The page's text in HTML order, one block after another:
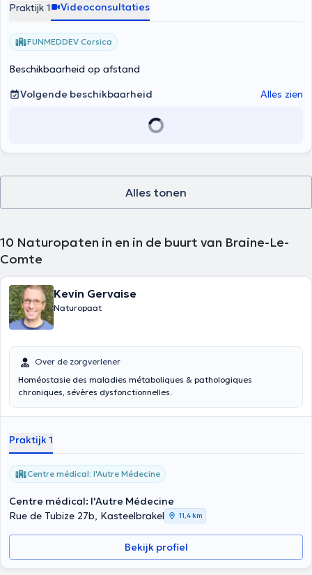
Praktijk 1 Videoconsultaties
FUNMEDDEV Corsica
Beschikbaarheid op afstand
Volgende beschikbaarheid
Alles zien
Alles tonen
10 Naturopaten in en in de buurt van Braine-Le-
Comte
Kevin Gervaise
Naturopaat
Over de zorgverlener
Homéostasie des maladies métaboliques & pathologiques
chroniques, sévères dysfonctionnelles.
Praktijk 1
Centre médical: l'Autre Médecine
Centre médical: l'Autre Médecine
Rue de Tubize 27b, Kasteelbrakel
11,4 km
Bekijk profiel